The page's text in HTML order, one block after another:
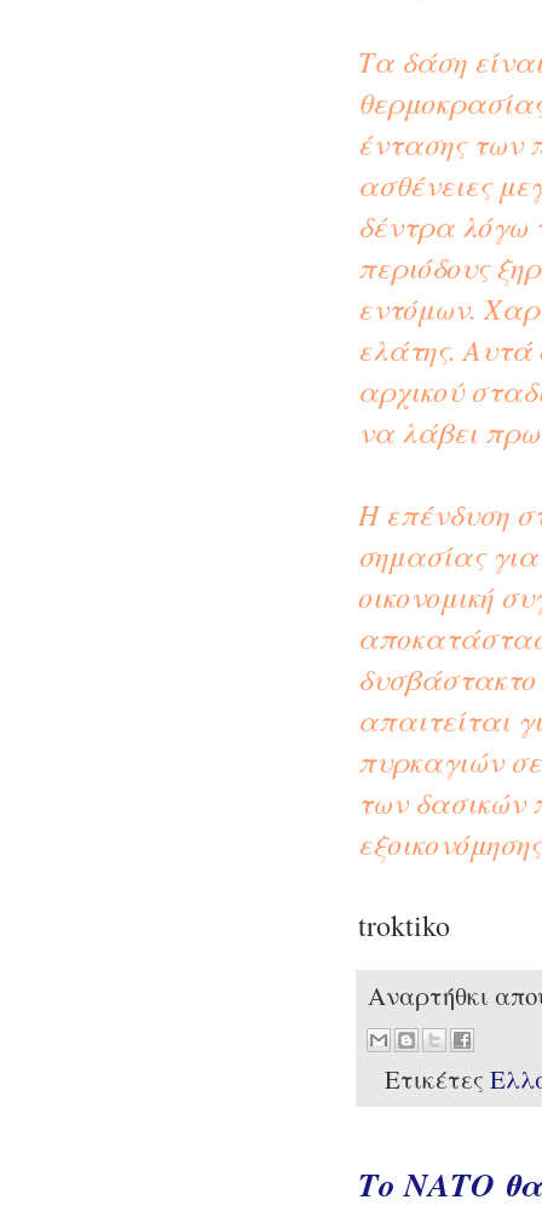
Τα δάση
έντασης των
ασθένειες
δέντρα λόγω
περιόδους
εντόμων.
ελάτης.
αρχικού
να λάβει
Η επένδυση
σημασίας
οικονομική
απαιτείται
πυρκαγιών
των δασικών
troktiko
Αναρτήθκι
Ετικέτες
Το ΝΑΤΟ θα